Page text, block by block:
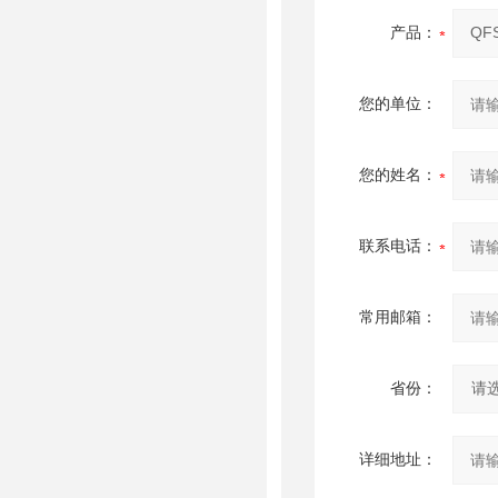
产品：
您的单位：
您的姓名：
联系电话：
常用邮箱：
省份：
详细地址：